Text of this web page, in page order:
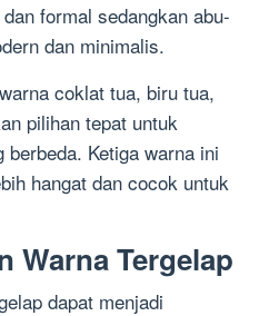
formal sedangkan abu-
dan minimalis.
coklat tua, biru tua,
pilihan tepat untuk
Ketiga warna ini
hangat dan cocok untuk
Warna Tergelap
dapat menjadi